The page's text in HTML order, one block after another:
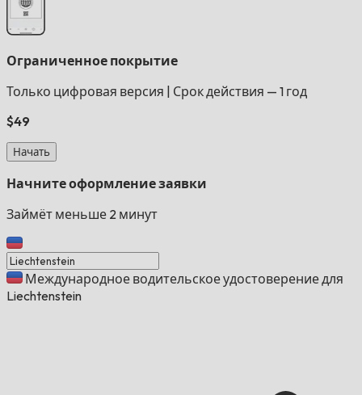
Ограниченное покрытие
Только цифровая версия
Срок действия — 1 год
$49
Начать
Начните оформление заявки
Займёт меньше 2 минут
Международное водительское удостоверение для
Liechtenstein